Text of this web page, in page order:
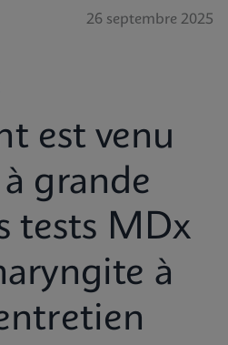
26 septembre 2025
est venu
grande
tests MDx
à